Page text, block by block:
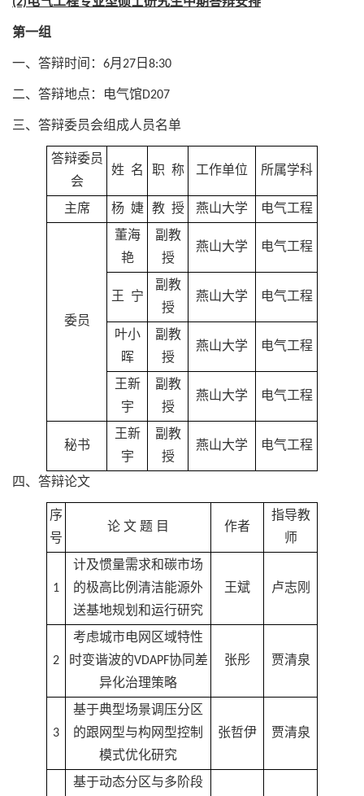
(2)电气工程专业型硕士研究生中期答辩安排
第一组
一、答辩时间：6月27日8:30
二、答辩地点：电气馆D207
三、答辩委员会组成人员名单
答辩委员
会
姓 名 职 称 工作单位 所属学科
主席 杨 婕 教 授 燕山大学 电气工程
委员
董海
艳
副教
授
燕山大学 电气工程
王 宁
副教
授
燕山大学 电气工程
叶小
晖
副教
授
燕山大学 电气工程
王新
宇
副教
授
燕山大学 电气工程
秘书
王新
宇
副教
授
燕山大学 电气工程
四、答辩论文
序
号
论 文 题 目 作者
指导教
师
1
计及惯量需求和碳市场
的极高比例清洁能源外
送基地规划和运行研究
王斌 卢志刚
2
考虑城市电网区域特性
时变谐波的VDAPF协同差
异化治理策略
张彤 贾清泉
3
基于典型场景调压分区
的跟网型与构网型控制
模式优化研究
张哲伊 贾清泉
基于动态分区与多阶段